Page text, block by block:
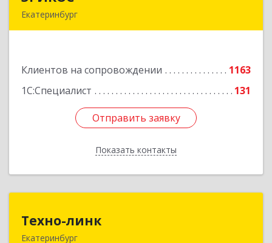
Екатеринбург
Клиентов на сопровождении
1163
1С:Специалист
131
Отправить заявку
Показать контакты
Подробнее
Отправить заявку
Назад
Техно-линк
Екатеринбург
620000, Свердловская обл, Екатеринбург г,